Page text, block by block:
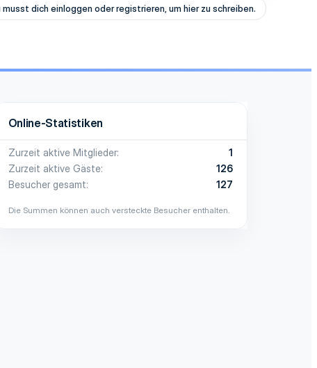
musst dich einloggen oder registrieren, um hier zu schreiben.
Online-Statistiken
Zurzeit aktive Mitglieder
1
Zurzeit aktive Gäste
126
Besucher gesamt
127
Die Summen können auch versteckte Besucher enthalten.